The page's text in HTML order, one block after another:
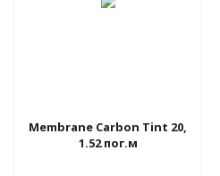
Membrane Carbon Tint 20,
1.52 пог.м